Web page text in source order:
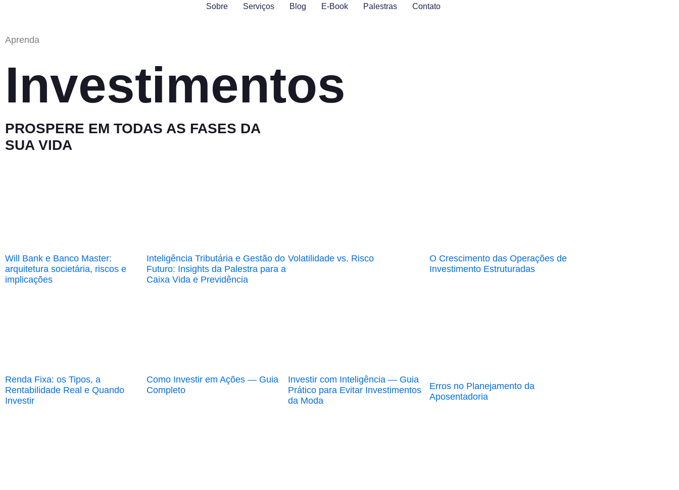
Sobre Serviços Blog E-Book Palestras Contato
Aprenda
Investimentos
PROSPERE EM TODAS AS FASES DA
SUA VIDA
Will Bank e Banco Master:
arquitetura societária, riscos e
implicações
Inteligência Tributária e Gestão do
Futuro: Insights da Palestra para a
Caixa Vida e Previdência
Volatilidade vs. Risco
O Crescimento das Operações de
Investimento Estruturadas
Renda Fixa: os Tipos, a
Rentabilidade Real e Quando
Investir
Como Investir em Ações — Guia
Completo
Investir com Inteligência — Guia
Prático para Evitar Investimentos
da Moda
Erros no Planejamento da
Aposentadoria